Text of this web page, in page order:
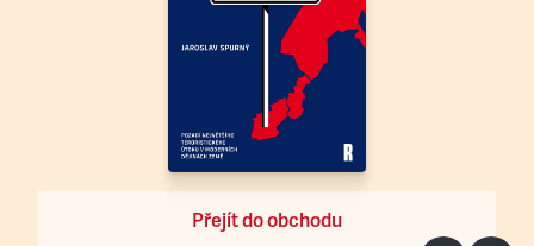
Přejít do obchodu